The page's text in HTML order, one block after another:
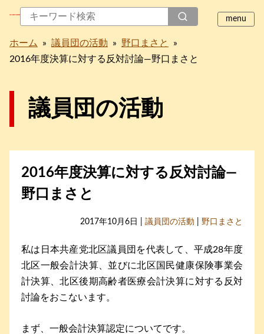
ホーム » 議員団の活動 » 野口まさと
»
2016年度決算に対する反対討論―野口まさと
議員団の活動
2016年度決算に対する反対討論―
野口まさと
2017年10月6日 | 議員団の活動 野口まさと
私は日本共産党北区議員団を代表して、平成28年度
北区一般会計決算、並びに北区国民健康保険事業会
計決算、北区後期高齢者医療会計決算に対する反対
討論をおこないます。
まず、一般会計決算認定についてです。